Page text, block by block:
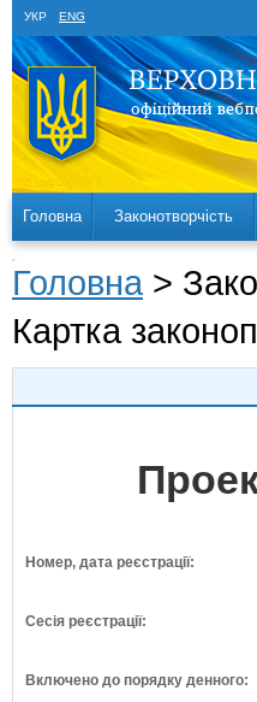
УКР ENG
Головна Законотворчість
Головна >
Картка
Номер, дата реєстрації:
Сесія реєстрації:
Включено до порядку денного: